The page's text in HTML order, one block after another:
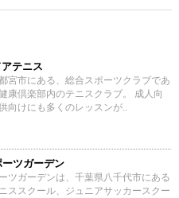
テニス
宮市にある、総合スポーツクラブであ
康倶楽部内のテニスクラブ。 成人向
向けにも多くのレッスンが..
ツガーデン
ツガーデンは、千葉県八千代市にある
ススクール、ジュニアサッカースクー